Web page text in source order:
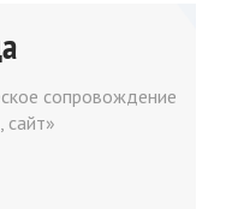
сопровождение
сайт»